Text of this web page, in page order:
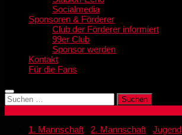
Socialmedia
Sponsoren & Förderer
Club der Förderer informiert
99er Club
Sponsor werden
Kontakt
Für die Fans
Suchen
nach:
1. Mannschaft 2. Mannschaft Jugend